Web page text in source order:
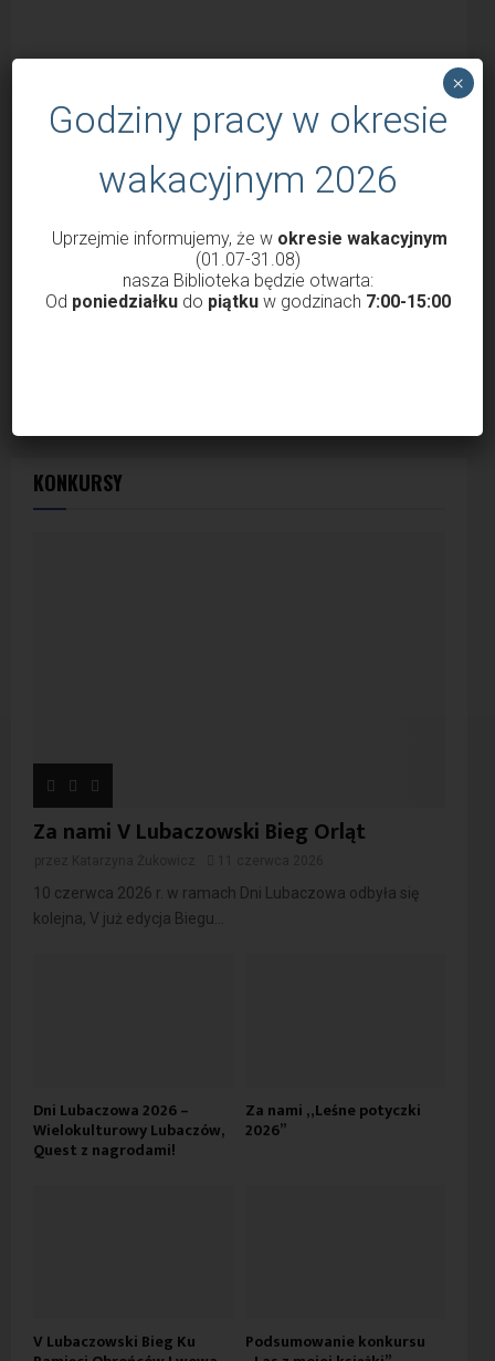
KONKURSY
Za nami V Lubaczowski Bieg Orląt
10 czerwca 2026 r. w ramach Dni Lubaczowa odbyła się
kolejna, V już edycja Biegu...
Dni Lubaczowa 2026 –
Wielokulturowy Lubaczów,
Quest z nagrodami!
Za nami „Leśne potyczki
2026”
V Lubaczowski Bieg Ku Podsumowanie konkursu
Godziny pracy w okresie
wakacyjnym 2026
Uprzejmie informujemy, że w okresie wakacyjnym
(01.07-31.08)
nasza Biblioteka będzie otwarta:
Od poniedziałkudo piątkuw godzinach 7:00-15:00
×